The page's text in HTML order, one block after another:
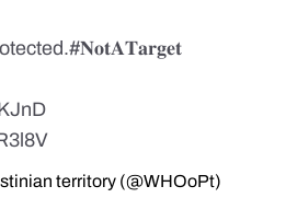
#𝐍𝐨𝐭𝐀𝐓𝐚𝐫𝐠𝐞𝐭
territory (@WHOoPt)